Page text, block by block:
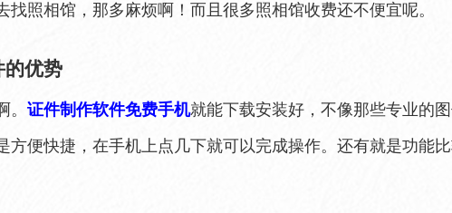
找照相馆，那多麻烦啊！而且很多照相馆收费还不便宜呢。
的优势
证件制作软件免费手机就能下载安装好，不像那些专业的
方便快捷，在手机上点几下就可以完成操作。还有就是功能